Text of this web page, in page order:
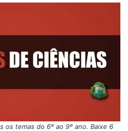
os temas do 6º ao 9º ano. Baixe 6